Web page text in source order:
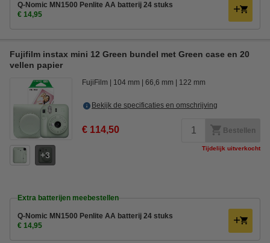
Q-Nomic MN1500 Penlite AA batterij 24 stuks
€ 14,95
Fujifilm instax mini 12 Green bundel met Green case en 20
vellen papier
3
FujiFilm 104 mm 66,6 mm 122 mm
Bekijk de specificaties en omschrijving
€ 114,50 Bestellen
Tijdelijk uitverkocht
Extra batterijen meebestellen
Q-Nomic MN1500 Penlite AA batterij 24 stuks
€ 14,95